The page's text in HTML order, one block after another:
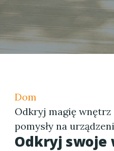
Dom
Odkryj magię wnętrz
pomysły na
Odkryj swoje